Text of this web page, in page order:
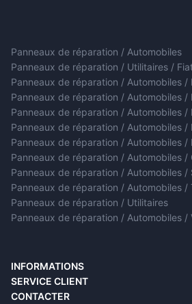
Panneaux de réparation / Automobiles
Panneaux de réparation / Utilitaires / Fiat
Panneaux de réparation / Automobiles /
Panneaux de réparation / Automobiles /
Panneaux de réparation / Automobiles /
Panneaux de réparation / Automobiles /
Panneaux de réparation / Automobiles /
Panneaux de réparation / Automobiles /
Panneaux de réparation / Automobiles /
Panneaux de réparation / Automobiles /
Panneaux de réparation / Utilitaires
Panneaux de réparation / Automobiles /
INFORMATIONS
A propos de nous
Informations sur la livraison
SERVICE CLIENT
Contacter
CONTACTER